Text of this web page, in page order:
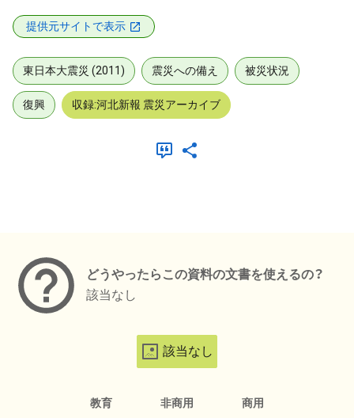
提供元サイトで表示
東日本大震災 (2011) 震災への備え 被災状況
復興 収録:河北新報 震災アーカイブ
どうやったらこの資料の文書を使えるの？
該当なし
該当なし
教育 非商用 商用